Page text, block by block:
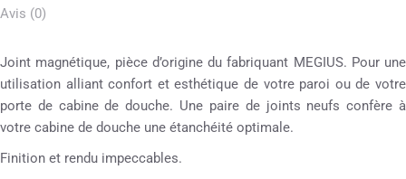
Avis (0)
Joint magnétique, pièce d’origine du fabriquant MEGIUS. Pour une
utilisation alliant confort et esthétique de votre paroi ou de votre
porte de cabine de douche. Une paire de joints neufs confère à
votre cabine de douche une étanchéité optimale.
Finition et rendu impeccables.